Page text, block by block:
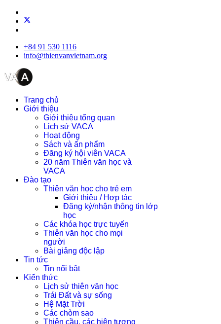
+84 91 530 1116
info@thienvanvietnam.org
Trang chủ
Giới thiệu
Giới thiệu tổng quan
Lịch sử VACA
Hoạt động
Sách và ấn phẩm
Đăng ký hội viên VACA
20 năm Thiên văn học và
VACA
Đào tạo
Thiên văn học cho trẻ em
Giới thiệu / Hợp tác
Đăng ký/nhận thông tin lớp
học
Các khóa học trực tuyến
Thiên văn học cho mọi
người
Bài giảng độc lập
Tin tức
Tin nổi bật
Kiến thức
Lịch sử thiên văn học
Trái Đất và sự sống
Hệ Mặt Trời
Các chòm sao
Thiên cầu, các hiện tượng